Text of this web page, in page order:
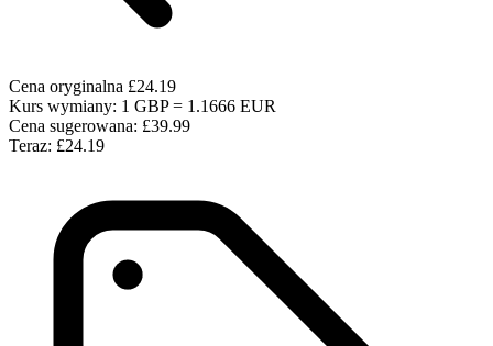
Cena oryginalna £24.19
Kurs wymiany: 1 GBP = 1.1666 EUR
Cena sugerowana: £39.99
Teraz: £24.19